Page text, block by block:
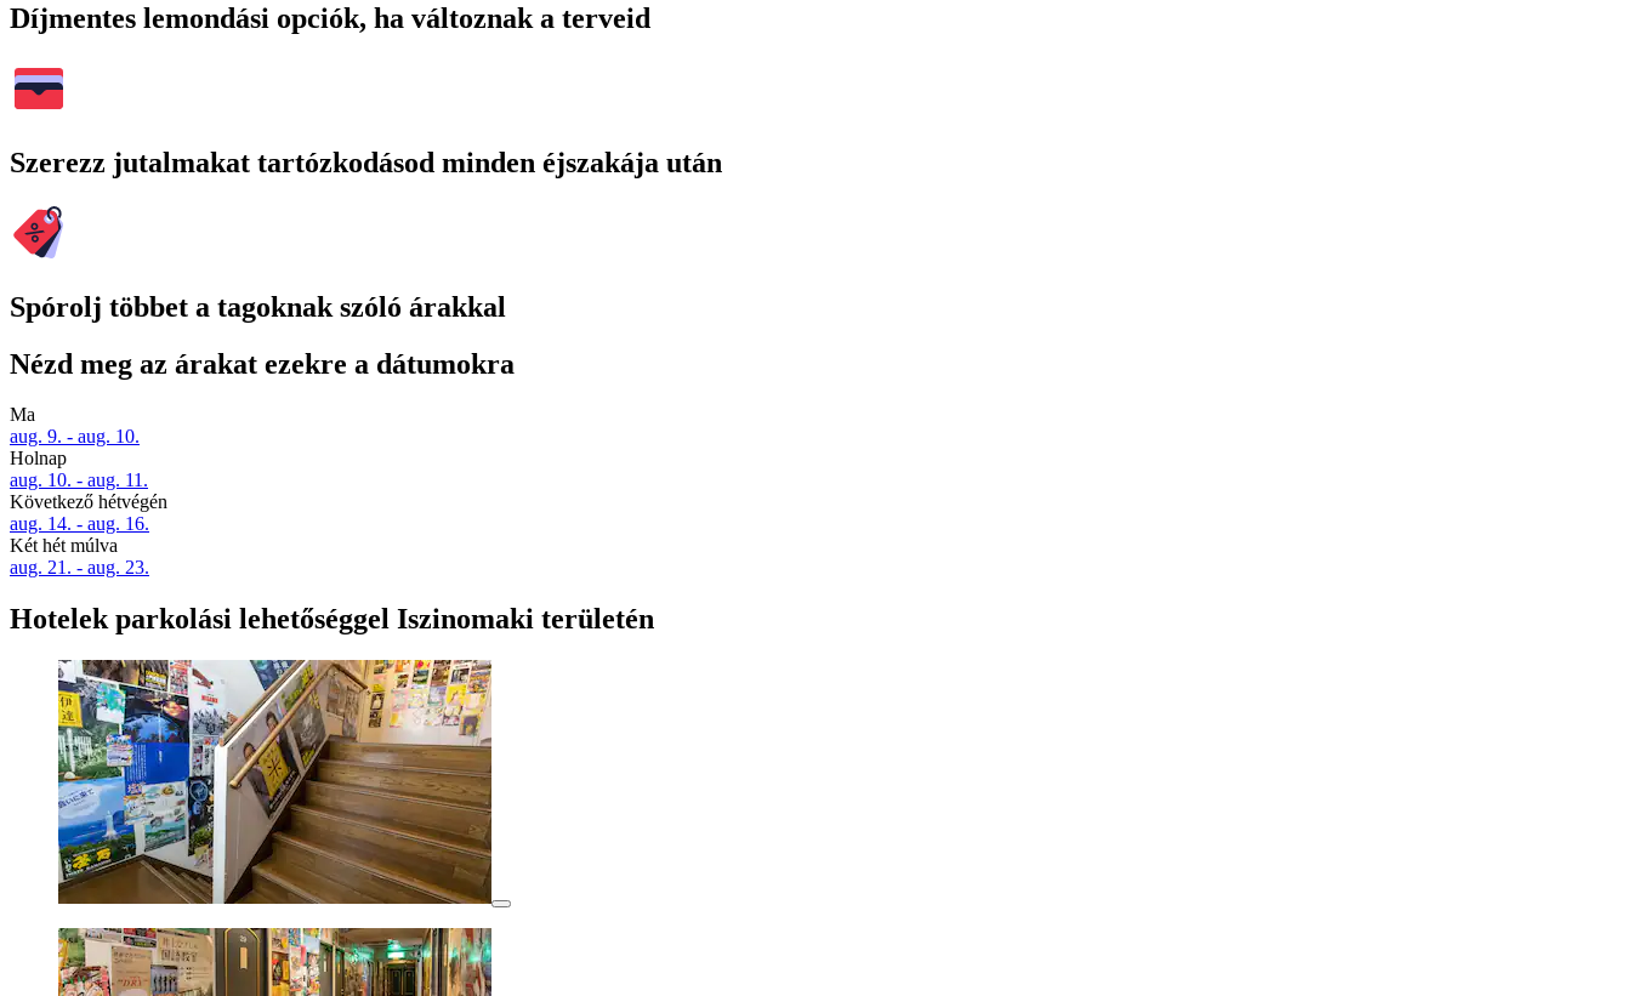
Díjmentes lemondási opciók, ha változnak a terveid
Szerezz jutalmakat tartózkodásod minden éjszakája után
Spórolj többet a tagoknak szóló árakkal
Nézd meg az árakat ezekre a dátumokra
Ma
aug. 9. - aug. 10.
Holnap
aug. 10. - aug. 11.
Következő hétvégén
aug. 14. - aug. 16.
Két hét múlva
aug. 21. - aug. 23.
Hotelek parkolási lehetőséggel Iszinomaki területén